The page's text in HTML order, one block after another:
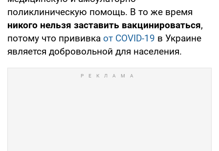
поликлиническую помощь. В то же время
никого нельзя заставить вакцинироваться,
потому что прививка от COVID-19 в Украине
является добровольной для населения.